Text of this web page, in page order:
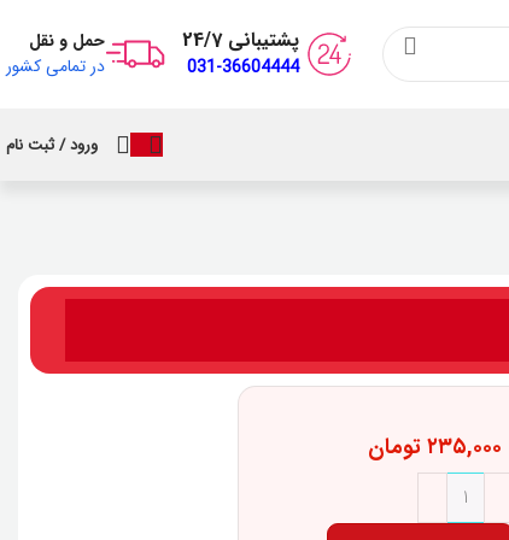
پشتیبانی 24/7
031-36604444
حمل و نقل
در تمامی کشور
ورود / ثبت نام
۲۳۵,۰۰۰تومان